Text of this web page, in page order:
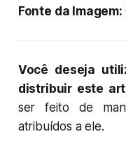
Fonte da Imagem:
Você deseja
distribuir este
ser feito de
atribuídos a ele.